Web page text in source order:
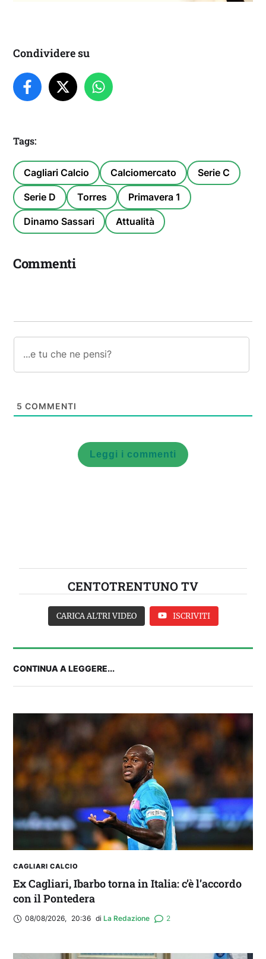
Condividere su
Tags:
Cagliari Calcio Calciomercato Serie C
Serie D Torres Primavera 1
Dinamo Sassari Attualità
Commenti
5 COMMENTI
Leggi i commenti
CENTOTRENTUNO TV
2° TROFEO RIVA | CAGLIARI-NIZZA, IL PRE-
PARTITA: le ultime dall'Unipol Domus
CARICA ALTRI VIDEO ISCRIVITI
CONTINUA A LEGGERE...
CAGLIARI CALCIO
Ex Cagliari, Ibarbo torna in Italia: c’è l’accordo
con il Pontedera
08/08/2026, 20:36 di La Redazione 2